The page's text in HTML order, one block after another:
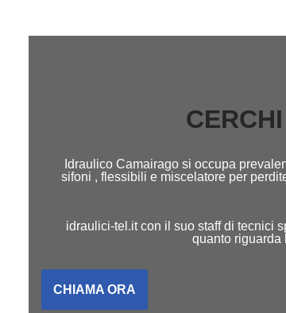
Idraulico Camairago si occupa
sifoni , flessibili e miscelatore per
idraulici-tel.it con il suo staff di tecnici
quanto riguarda
CHIAMA ORA